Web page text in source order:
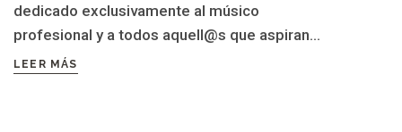
dedicado exclusivamente al músico
profesional y a todos aquell@s que aspiran...
LEER MÁS